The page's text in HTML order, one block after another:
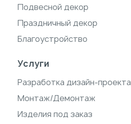
Подвесной декор
Праздничный декор
Благоустройство
Услуги
Разработка дизайн-проекта
Монтаж/Демонтаж
Изделия под заказ